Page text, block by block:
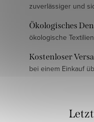
zuverlässiger und
Ökologisches
ökologische
Kostenloser
bei einem Einkauf